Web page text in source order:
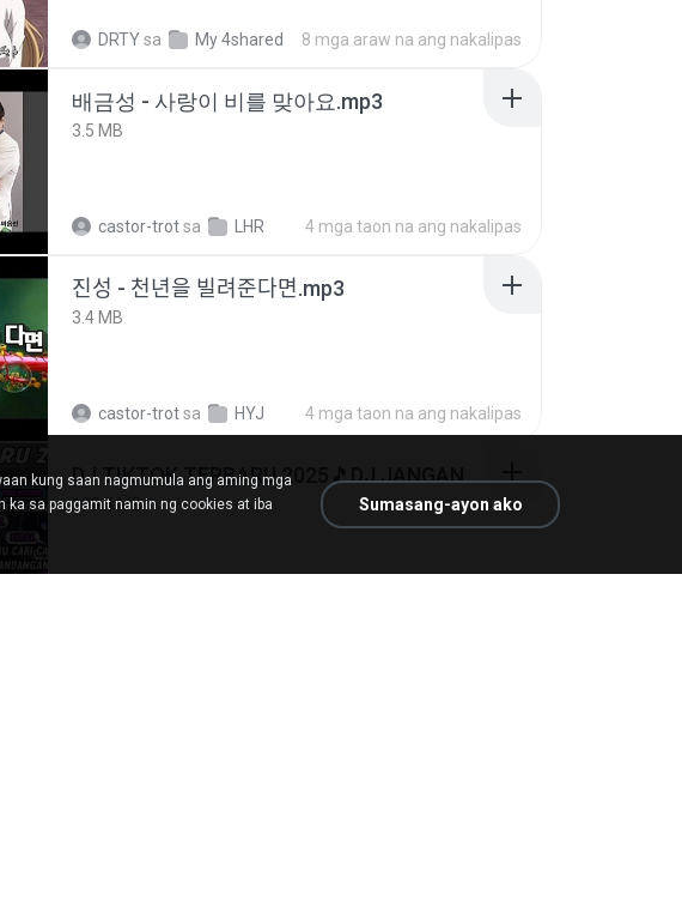
DRTYsa My 4shared 8 mga araw na ang nakalipas
배금성 - 사랑이 비를 맞아요.mp3
3.5 MB
castor-trotsa LHR 4 mga taon na ang nakalipas
진성 - 천년을 빌려준다면.mp3
3.4 MB
castor-trotsa HYJ 4 mga taon na ang nakalipas
DJ TIKTOK TERBARU 2025🎵DJ JANGAN TUNGGU LAMA LAMA NANTI LAMA LAMA 🎵DJ SEDIA AKU SEBELUM HUJAN
199.4 MB
kung saan nagmumula ang aming mga
ka sa paggamit namin ng cookies at iba
Sumasang-ayon ako